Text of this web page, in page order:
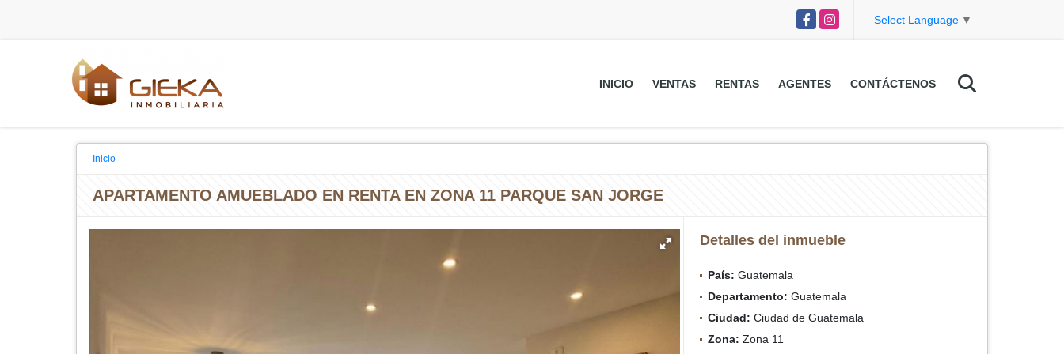
FacebookInstagram Select Language ▼
INICIO VENTAS RENTAS AGENTES CONTÁCTENOS
Inicio
APARTAMENTO AMUEBLADO EN RENTA EN ZONA 11 PARQUE SAN JORGE
Detalles del inmueble
País: Guatemala
Departamento: Guatemala
Ciudad: Ciudad de Guatemala
Zona: Zona 11